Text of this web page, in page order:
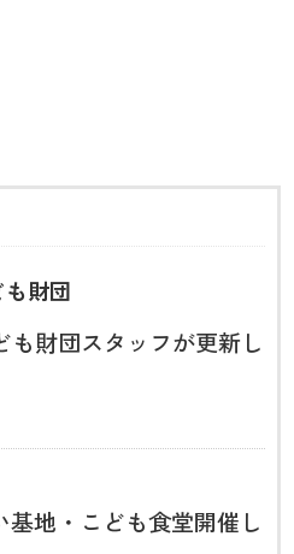
財団
も財団スタッフが更新し
地・こども食堂開催し